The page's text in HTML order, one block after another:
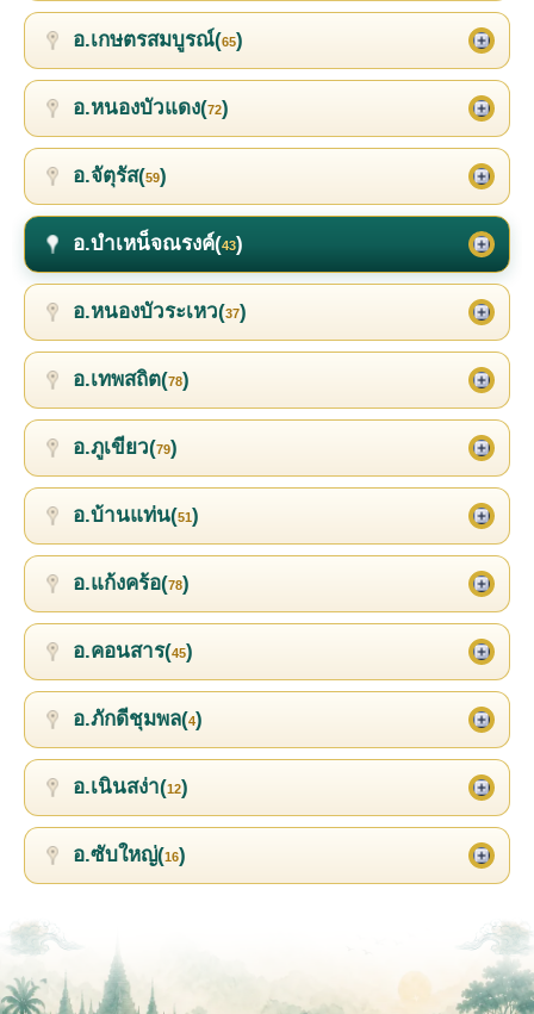
อ.เกษตรสมบูรณ์(65)
อ.หนองบัวแดง(72)
อ.จัตุรัส(59)
อ.บำเหน็จณรงค์(43)
อ.หนองบัวระเหว(37)
อ.เทพสถิต(78)
อ.ภูเขียว(79)
อ.บ้านแท่น(51)
อ.แก้งคร้อ(78)
อ.คอนสาร(45)
อ.ภักดีชุมพล(4)
อ.เนินสง่า(12)
อ.ซับใหญ่(16)